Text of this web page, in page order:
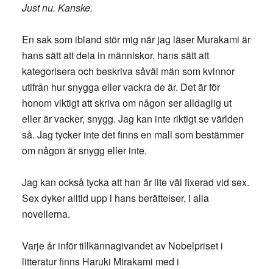
Just nu. Kanske.
En sak som ibland stör mig när jag läser Murakami är
hans sätt att dela in människor, hans sätt att
kategorisera och beskriva såväl män som kvinnor
utifrån hur snygga eller vackra de är. Det är för
honom viktigt att skriva om någon ser alldaglig ut
eller är vacker, snygg. Jag kan inte riktigt se världen
så. Jag tycker inte det finns en mall som bestämmer
om någon är snygg eller inte.
Jag kan också tycka att han är lite väl fixerad vid sex.
Sex dyker alltid upp i hans berättelser, i alla
novellerna.
Varje år inför tillkännagivandet av Nobelpriset i
litteratur finns Haruki Mirakami med i